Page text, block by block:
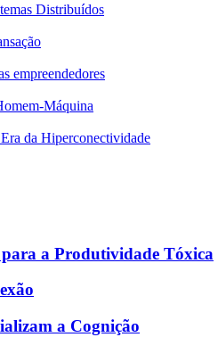
Distribuídos
empreendedores
Máquina
da Hiperconectividade
a Produtividade Tóxica
a Cognição